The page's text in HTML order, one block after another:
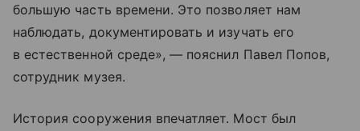
большую часть времени. Это позволяет нам
наблюдать, документировать и изучать его
в естественной среде», — пояснил Павел Попов,
сотрудник музея.
История сооружения впечатляет. Мост был